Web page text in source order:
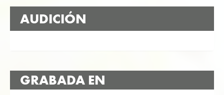
AUDICIÓN
GRABADA EN